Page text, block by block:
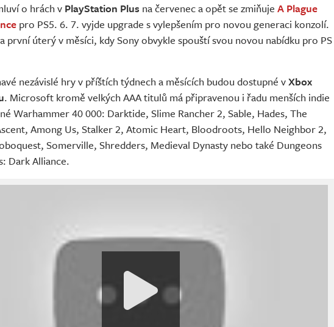
o hrách vPlayStation Plus na červenec a opět se zmiňuje A Plague
pro PS5. 6. 7. vyjde upgrade s vylepšením pro novou generaci konzolí.
první úterý v měsíci, kdy Sony obvykle spouští svou novou nabídku pro PS
nezávislé hry v příštích týdnech a měsících budou dostupné vXbox
. Microsoft kromě velkých AAA titulů má připravenou i řadu menších indie
Warhammer 40 000: Darktide, Slime Rancher 2, Sable, Hades, The
Among Us, Stalker 2, Atomic Heart, Bloodroots, Hello Neighbor 2,
Somerville, Shredders, Medieval Dynasty nebo také Dungeons
Dark Alliance.